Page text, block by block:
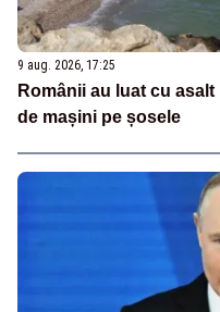
9 aug. 2026, 17:25
Românii au luat cu
de mașini pe șosele